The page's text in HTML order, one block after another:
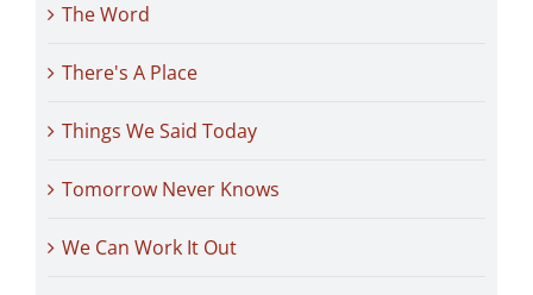
The Word
There's A Place
Things We Said Today
Tomorrow Never Knows
We Can Work It Out